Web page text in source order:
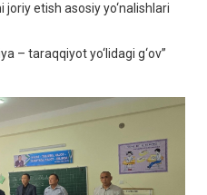
etish asosiy yo‘nalishlari
– taraqqiyot yo‘lidagi g‘ov”